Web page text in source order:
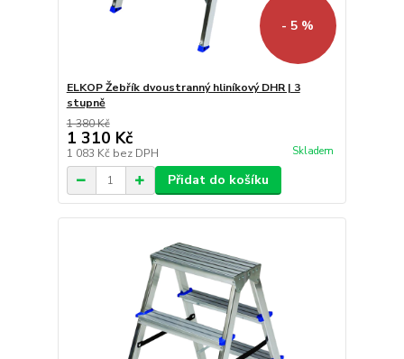
- 5 %
ELKOP Žebřík dvoustranný hliníkový DHR | 3
stupně
1 380 Kč
1 310 Kč
1 083 Kč bez DPH Skladem
Přidat do košíku